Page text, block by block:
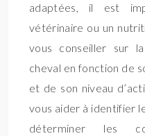
adaptées, il est
vétérinaire ou un
vous conseiller sur
cheval en fonction de
et de son niveau
vous aider à identifier
déterminer les